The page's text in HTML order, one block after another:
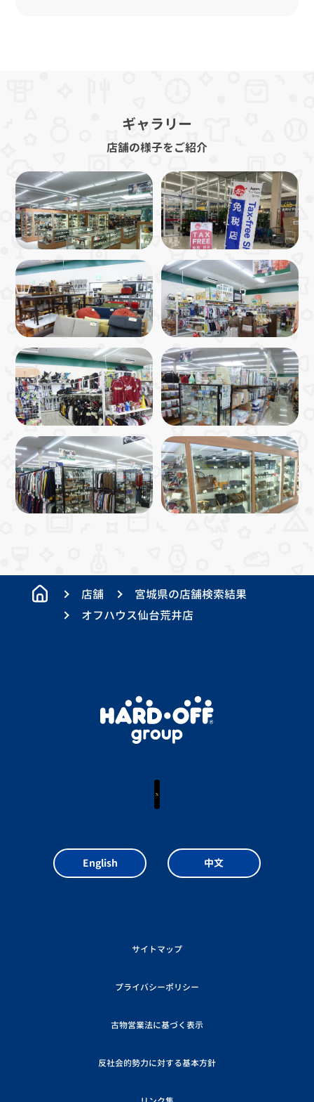
ギャラリー
店舗の様子をご紹介
店舗
宮城県の店舗検索結果
オフハウス仙台荒井店
サイトマップ
プライバシーポリシー
古物営業法に基づく表示
反社会的勢力に対する基本方針
English 中文